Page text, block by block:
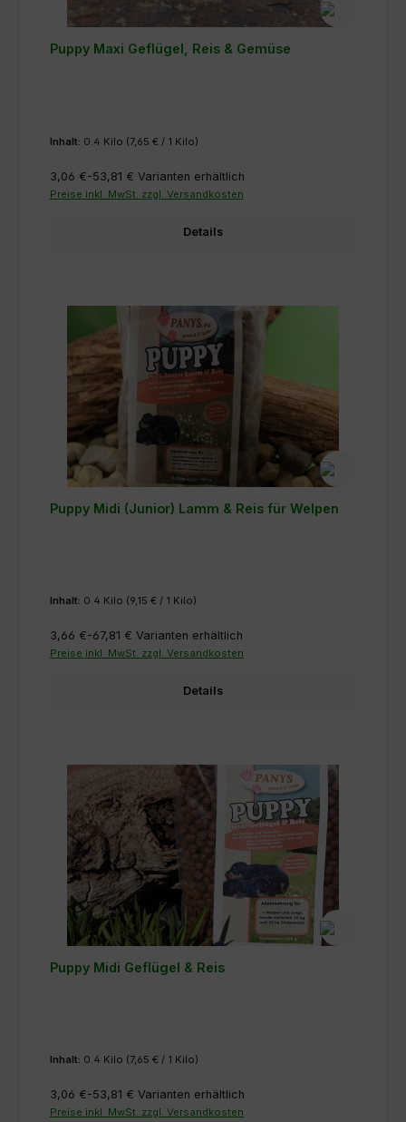
Puppy Maxi Geflügel, Reis & Gemüse
Inhalt: 0.4 Kilo (7,65 € / 1 Kilo)
3,06 €-53,81 € Varianten erhältlich
Preise inkl. MwSt. zzgl. Versandkosten
Details
Puppy Midi (Junior) Lamm & Reis für Welpen
Inhalt: 0.4 Kilo (9,15 € / 1 Kilo)
3,66 €-67,81 € Varianten erhältlich
Preise inkl. MwSt. zzgl. Versandkosten
Details
Puppy Midi Geflügel & Reis
Inhalt: 0.4 Kilo (7,65 € / 1 Kilo)
3,06 €-53,81 € Varianten erhältlich
Preise inkl. MwSt. zzgl. Versandkosten